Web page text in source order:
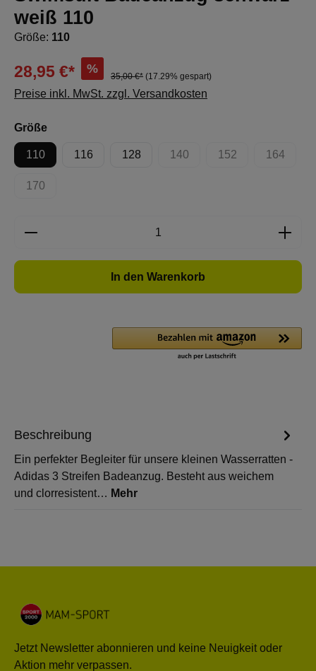
weiß 110
Größe: 110
28,95 €* %
35,00 €* (17.29% gespart)
Preise inkl. MwSt. zzgl. Versandkosten
Größeauswählen
110 116 128 140
(Diese Option ist zurzeit nicht
152
(Diese Option ist
164
(Diese
170
(Diese Option ist zurzeit nicht verfügbar.)
Produkt Anzahl: Gib den gewünschten
In den Warenkorb
Beschreibung
Ein perfekter Begleiter für unsere kleinen Wasserratten -
Adidas 3 Streifen Badeanzug. Besteht aus weichem
und clorresistent… Mehr
Jetzt Newsletter abonnieren und keine Neuigkeit oder
Aktion mehr verpassen.